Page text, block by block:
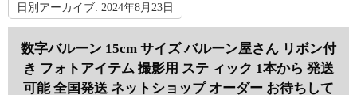
日別アーカイブ: 2024年8月23日
数字バルーン 15cm サイズ バルーン屋さん リボン付
き フォトアイテム 撮影用 ステ ィック 1本から 発送
可能 全国発送 ネットショップ オーダー お待ちして